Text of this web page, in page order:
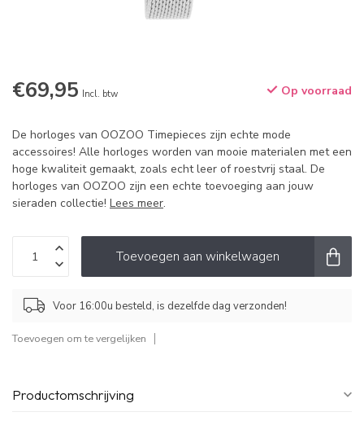
€69,95 Incl. btw Op voorraad
De horloges van OOZOO Timepieces zijn echte mode
accessoires! Alle horloges worden van mooie materialen met een
hoge kwaliteit gemaakt, zoals echt leer of roestvrij staal. De
horloges van OOZOO zijn een echte toevoeging aan jouw
sieraden collectie! Lees meer.
Toevoegen aan winkelwagen
Voor 16:00u besteld, is dezelfde dag verzonden!
Toevoegen om te vergelijken
Productomschrijving